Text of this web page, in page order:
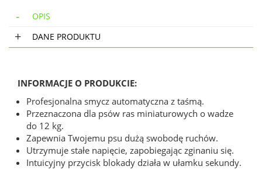
OPIS
DANE PRODUKTU
INFORMACJE O PRODUKCIE:
Profesjonalna smycz automatyczna z taśmą.
Przeznaczona dla psów ras miniaturowych o wadze
do 12 kg.
Zapewnia Twojemu psu dużą swobodę ruchów.
Utrzymuje stałe napięcie, zapobiegając zginaniu się.
Intuicyjny przycisk blokady działa w ułamku sekundy.